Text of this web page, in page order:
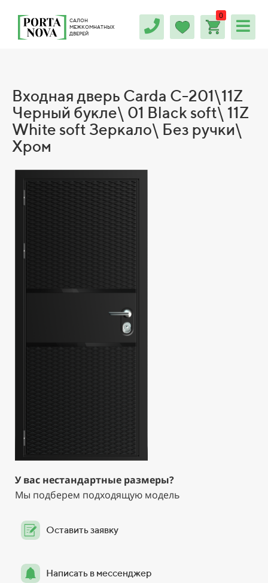
САЛОН
МЕЖКОМНАТНЫХ
ДВЕРЕЙ
0
Входная дверь Carda С-201\11Z
Черный букле\ 01 Black soft\ 11Z
White soft Зеркало\ Без ручки\
Хром
У вас нестандартные размеры?
Мы подберем подходящую модель
Оставить заявку
Написать в мессенджер